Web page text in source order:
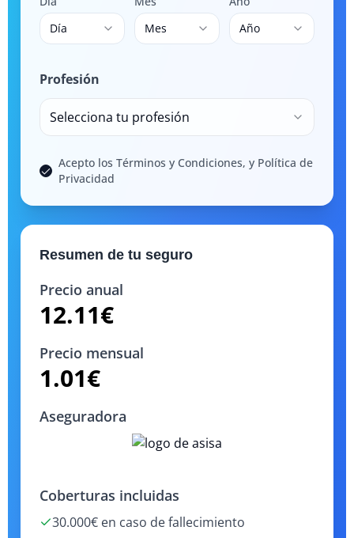
Día
Mes
Año
Profesión
Selecciona tu profesión
Acepto los Términos y Condiciones, y Política de
Privacidad
Resumen de tu seguro
Precio anual
12.11€
Precio mensual
1.01€
Aseguradora
Coberturas incluidas
30.000€ en caso de fallecimiento